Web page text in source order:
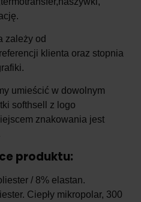
zależy od
klienta oraz stopnia
umieścić w dowolnym
softhsell z logo
znakowania jest
produktu:
/ 8% elastan.
Ciepły mikropolar, 300